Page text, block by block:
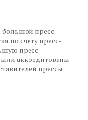
большой пресс-
по счету пресс-
пресс-
аккредитованы
прессы